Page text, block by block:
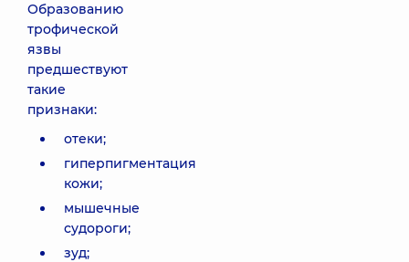
Образованию
трофической
язвы
предшествуют
такие
признаки:
отеки;
гиперпигментация
кожи;
мышечные
судороги;
зуд;